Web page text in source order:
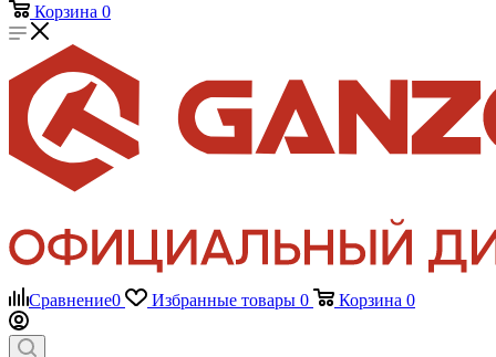
Корзина 0
Сравнение0 Избранные товары 0 Корзина 0